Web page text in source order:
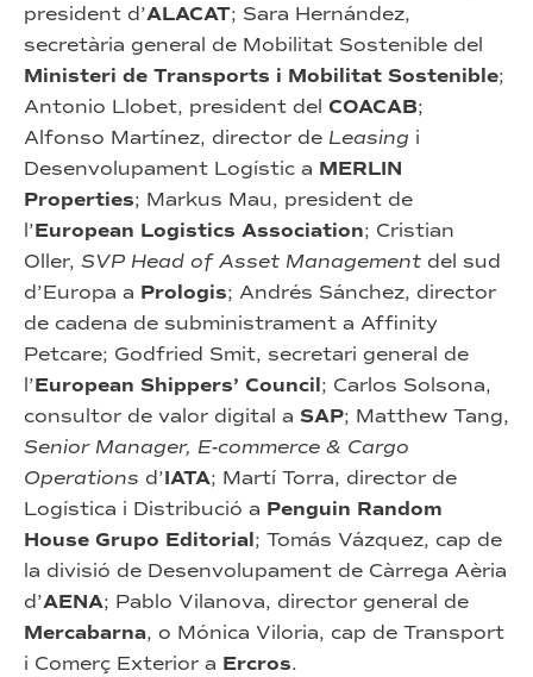
president d’ALACAT; Sara Hernández,
secretària general de Mobilitat Sostenible del
Ministeri de Transports i Mobilitat Sostenible;
Antonio Llobet, president del COACAB;
Alfonso Martínez, director de Leasing i
Desenvolupament Logístic a MERLIN
Properties; Markus Mau, president de
l’European Logistics Association; Cristian
Oller, SVP Head of Asset Management del sud
d’Europa a Prologis; Andrés Sánchez, director
de cadena de subministrament a Affinity
Petcare; Godfried Smit, secretari general de
l’European Shippers’ Council; Carlos Solsona,
consultor de valor digital a SAP; Matthew Tang,
Senior Manager, E-commerce & Cargo
Operations d’IATA; Martí Torra, director de
Logística i Distribució a Penguin Random
House Grupo Editorial; Tomás Vázquez, cap de
la divisió de Desenvolupament de Càrrega Aèria
d’AENA; Pablo Vilanova, director general de
Mercabarna, o Mónica Viloria, cap de Transport
i Comerç Exterior a Ercros.